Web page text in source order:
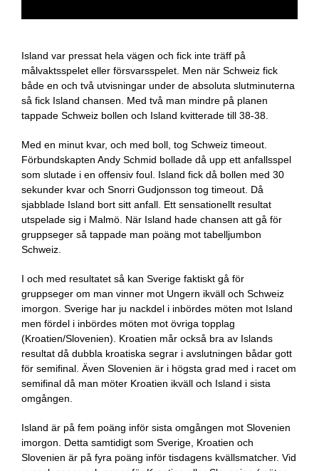
Island var pressat hela vägen och fick inte träff på
målvaktsspelet eller försvarsspelet. Men när Schweiz fick
både en och två utvisningar under de absoluta slutminuterna
så fick Island chansen. Med två man mindre på planen
tappade Schweiz bollen och Island kvitterade till 38-38.
Med en minut kvar, och med boll, tog Schweiz timeout.
Förbundskapten Andy Schmid bollade då upp ett anfallsspel
som slutade i en offensiv foul. Island fick då bollen med 30
sekunder kvar och Snorri Gudjonsson tog timeout. Då
sjabblade Island bort sitt anfall. Ett sensationellt resultat
utspelade sig i Malmö. När Island hade chansen att gå för
gruppseger så tappade man poäng mot tabelljumbon
Schweiz.
I och med resultatet så kan Sverige faktiskt gå för
gruppseger om man vinner mot Ungern ikväll och Schweiz
imorgon. Sverige har ju nackdel i inbördes möten mot Island
men fördel i inbördes möten mot övriga topplag
(Kroatien/Slovenien). Kroatien mår också bra av Islands
resultat då dubbla kroatiska segrar i avslutningen bådar gott
för semifinal. Även Slovenien är i högsta grad med i racet om
semifinal då man möter Kroatien ikväll och Island i sista
omgången.
Island är på fem poäng inför sista omgången mot Slovenien
imorgon. Detta samtidigt som Sverige, Kroatien och
Slovenien är på fyra poäng inför tisdagens kvällsmatcher. Vid